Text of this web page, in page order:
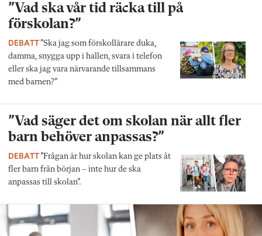
”Vad ska vår tid räcka till på
förskolan?”
DEBATT”Ska jag som förskollärare duka,
damma, snygga upp i hallen, svara i telefon
eller ska jag vara närvarande tillsammans
med barnen?”
”Vad säger det om skolan när allt fler
barn behöver anpassas?”
DEBATT”Frågan är hur skolan kan ge plats åt
fler barn från början – inte hur de ska
anpassas till skolan”.